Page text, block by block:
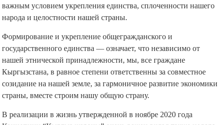
важным условием укрепления единства, сплоченности нашего
народа и целостности нашей страны.
Формирование и укрепление общегражданского и
государственного единства — означает, что независимо от
нашей этнической принадлежности, мы, все граждане
Кыргызстана, в равное степени ответственны за совместное
созидание на нашей земле, за гармоничное развитие экономики
страны, вместе строим нашу общую страну.
В реализации в жизнь утвержденной в ноябре 2020 года